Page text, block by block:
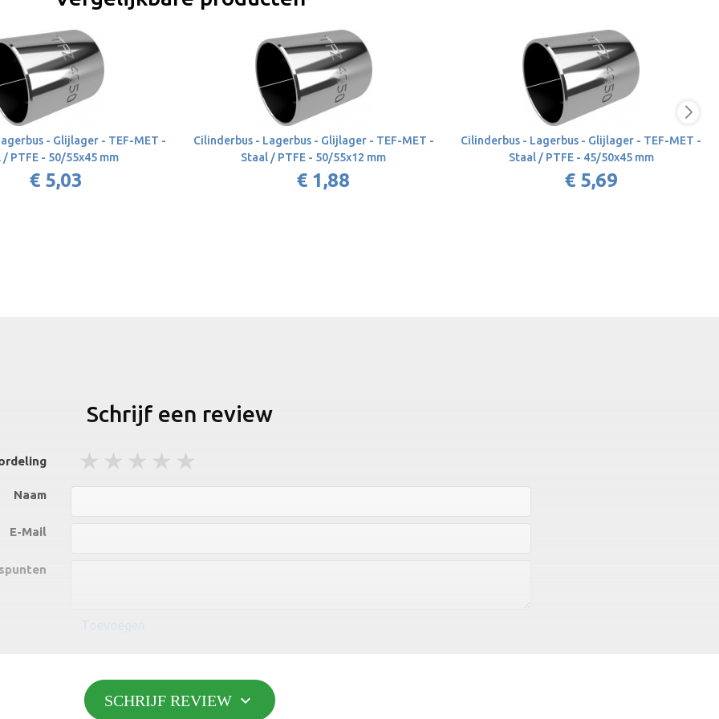
- Glijlager - TEF-MET -
/ PTFE - 50/55x45 mm
€ 5,03
Cilinderbus - Lagerbus - Glijlager - TEF-MET -
Staal / PTFE - 50/55x12 mm
€ 1,88
Cilinderbus - Lagerbus - Glijlager - TEF-MET -
Staal / PTFE - 45/50x45 mm
€ 5,69
Schrijf een review
4 stars
3 stars
2 stars
1 stars
Naam
E-Mail
Toevoegen
Toevoegen
SCHRIJF REVIEW expand_more